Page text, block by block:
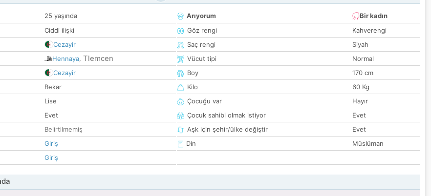
25 yaşında
Ciddi ilişki
Cezayir
Hennaya, Tlemcen
Cezayir
Bekar
Lise
Evet
Belirtilmemiş
Giriş
Giriş
Arıyorum
Bir kadın
Göz rengi
Kahverengi
Saç rengi
Siyah
Vücut tipi
Normal
Boy
170 cm
Kilo
60 Kg
Çocuğu var
Hayır
Çocuk sahibi olmak istiyor
Evet
Aşk için şehir/ülke değiştir
Evet
Din
Müslüman